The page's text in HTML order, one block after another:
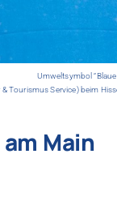
Umweltsymbol
Service) beim
Main